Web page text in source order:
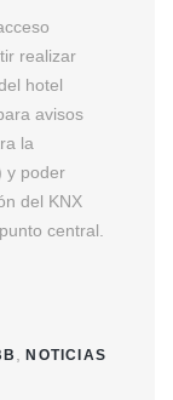
realizar
hotel
avisos
la
y poder
del KNX
central.
,NOTICIAS